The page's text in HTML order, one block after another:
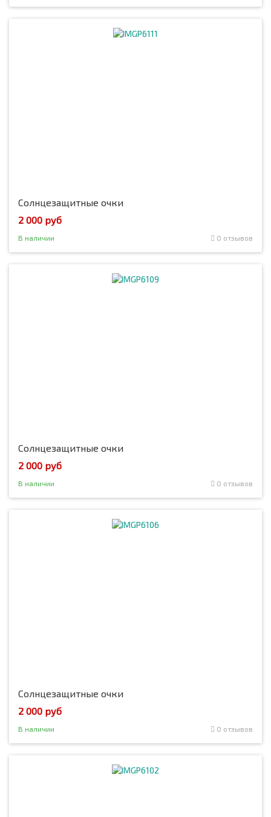
Солнцезащитные очки
2 000 руб
В наличии 0 отзывов
Солнцезащитные очки
2 000 руб
В наличии 0 отзывов
Солнцезащитные очки
2 000 руб
В наличии 0 отзывов